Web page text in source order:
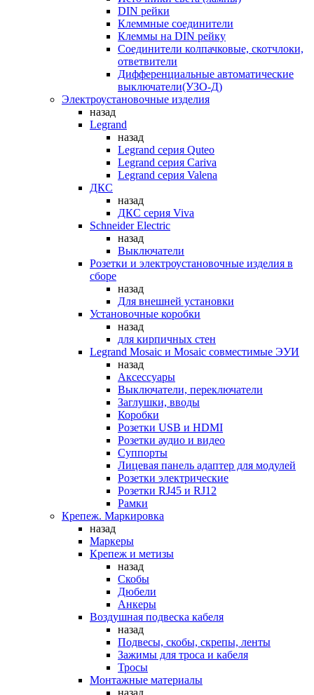
DIN рейки
Клеммные соединители
Клеммы на DIN рейку
Соединители колпачковые, скотчлоки,
ответвители
Дифференциальные автоматические
выключатели(УЗО-Д)
Электроустановочные изделия
назад
Legrand
назад
Legrand серия Quteo
Legrand серия Cariva
Legrand серия Valena
ДКС
назад
ДКС серия Viva
Schneider Electric
назад
Выключатели
Розетки и электроустановочные изделия в
сборе
назад
Для внешней установки
Установочные коробки
назад
для кирпичных стен
Legrand Mosaic и Mosaic совместимые ЭУИ
назад
Аксессуары
Выключатели, переключатели
Заглушки, вводы
Коробки
Розетки USB и HDMI
Розетки аудио и видео
Суппорты
Лицевая панель адаптер для модулей
Розетки электрические
Розетки RJ45 и RJ12
Рамки
Крепеж. Маркировка
назад
Маркеры
Крепеж и метизы
назад
Скобы
Дюбели
Анкеры
Воздушная подвеска кабеля
назад
Подвесы, скобы, скрепы, ленты
Зажимы для троса и кабеля
Тросы
Монтажные материалы
назад